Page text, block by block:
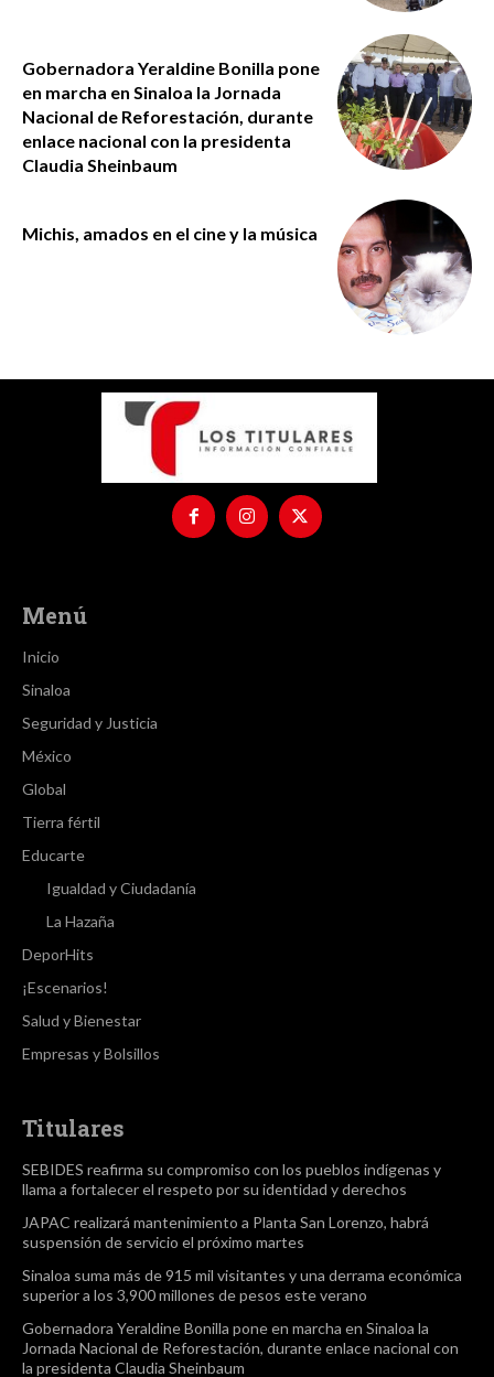
Gobernadora Yeraldine Bonilla pone
en marcha en Sinaloa la Jornada
Nacional de Reforestación, durante
enlace nacional con la presidenta
Claudia Sheinbaum
Michis, amados en el cine y la música
Menú
Inicio
Sinaloa
Seguridad y Justicia
México
Global
Tierra fértil
Educarte
Igualdad y Ciudadanía
La Hazaña
DeporHits
¡Escenarios!
Salud y Bienestar
Empresas y Bolsillos
Titulares
SEBIDES reafirma su compromiso con los pueblos indígenas y
llama a fortalecer el respeto por su identidad y derechos
JAPAC realizará mantenimiento a Planta San Lorenzo, habrá
suspensión de servicio el próximo martes
Sinaloa suma más de 915 mil visitantes y una derrama económica
superior a los 3,900 millones de pesos este verano
Gobernadora Yeraldine Bonilla pone en marcha en Sinaloa la
Jornada Nacional de Reforestación, durante enlace nacional con
la presidenta Claudia Sheinbaum